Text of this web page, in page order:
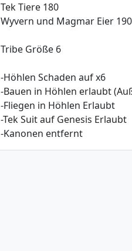
Tek Tiere 180
Wyvern und Magmar Eier 190
Tribe Größe 6
-Höhlen Schaden auf x6
-Bauen in Höhlen erlaubt
-Fliegen in Höhlen Erlaubt
-Tek Suit auf Genesis Erlaubt
-Kanonen entfernt